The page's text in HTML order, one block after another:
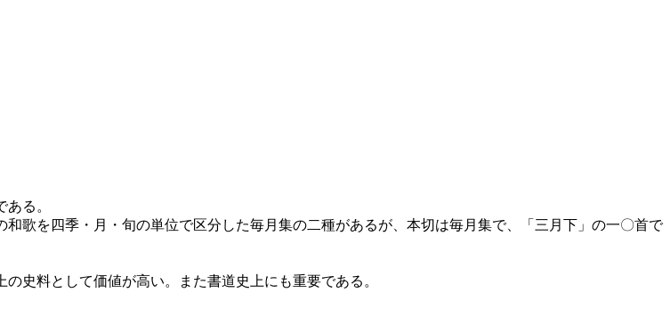
る。
歌を四季・月・旬の単位で区分した毎月集の二種があるが、本切は毎月集で、「三月下」の一〇首で
史料として価値が高い。また書道史上にも重要である。